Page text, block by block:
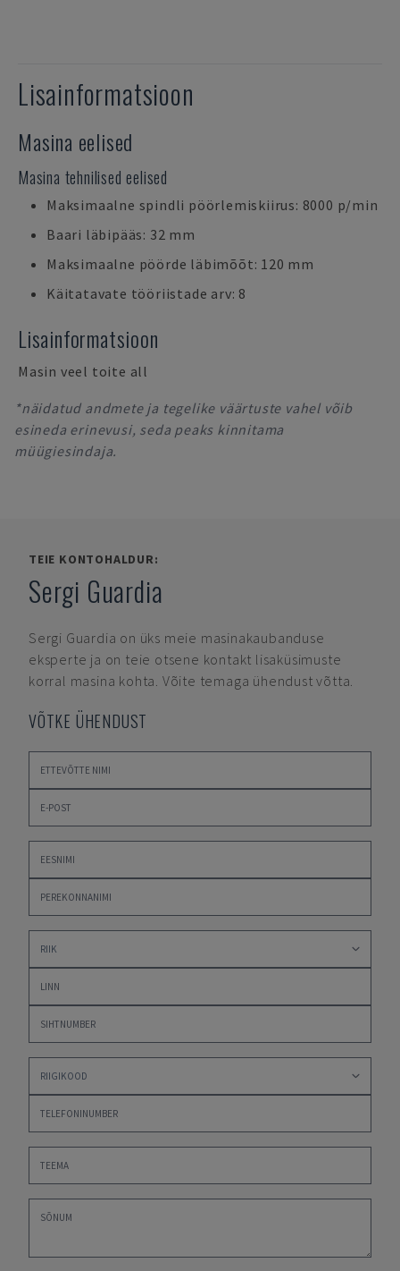
Lisainformatsioon
Masina eelised
Masina tehnilised eelised
Maksimaalne spindli pöörlemiskiirus: 8000 p/min
Baari läbipääs: 32 mm
Maksimaalne pöörde läbimõõt: 120 mm
Käitatavate tööriistade arv: 8
Lisainformatsioon
Masin veel toite all
*näidatud andmete ja tegelike väärtuste vahel võib
esineda erinevusi, seda peaks kinnitama
müügiesindaja.
TEIE KONTOHALDUR:
Sergi Guardia
Sergi Guardia on üks meie masinakaubanduse
eksperte ja on teie otsene kontakt lisaküsimuste
korral masina kohta. Võite temaga ühendust võtta.
VÕTKE ÜHENDUST